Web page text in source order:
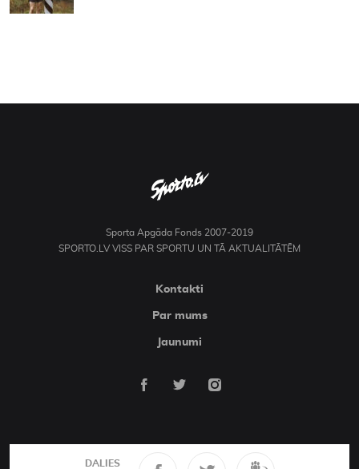
DALIES
Sporta Apgāda Fonds 2007-2019
SPORTO.LV VISS PAR SPORTU UN TĀ AKTUALITĀTĒM
Kontakti
Par mums
Jaunumi